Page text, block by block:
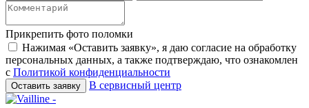
Прикрепить фото поломки
Нажимая «Оставить заявку», я даю согласие на обработку
персональных данных, а также подтверждаю, что ознакомлен
с Политикой конфиденциальности
Оставить заявку В сервисный центр